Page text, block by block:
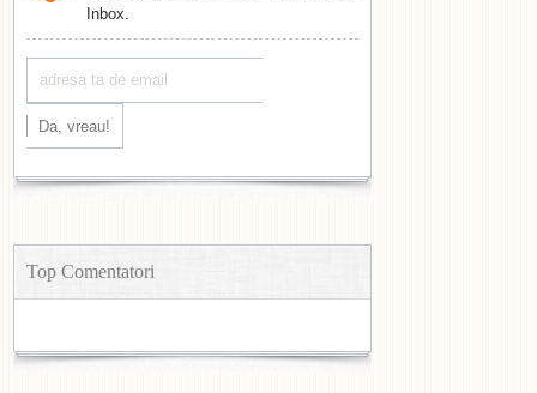
Inbox.
Top Comentatori